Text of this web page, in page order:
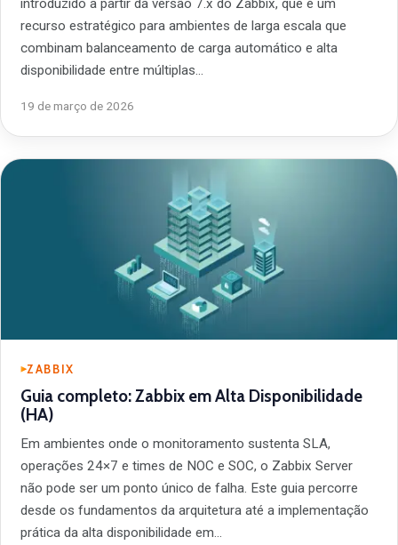
introduzido a partir da versão 7.x do Zabbix, que é um
recurso estratégico para ambientes de larga escala que
combinam balanceamento de carga automático e alta
disponibilidade entre múltiplas…
19 de março de 2026
ZABBIX
Guia completo: Zabbix em Alta Disponibilidade
(HA)
Em ambientes onde o monitoramento sustenta SLA,
operações 24×7 e times de NOC e SOC, o Zabbix Server
não pode ser um ponto único de falha. Este guia percorre
desde os fundamentos da arquitetura até a implementação
prática da alta disponibilidade em…